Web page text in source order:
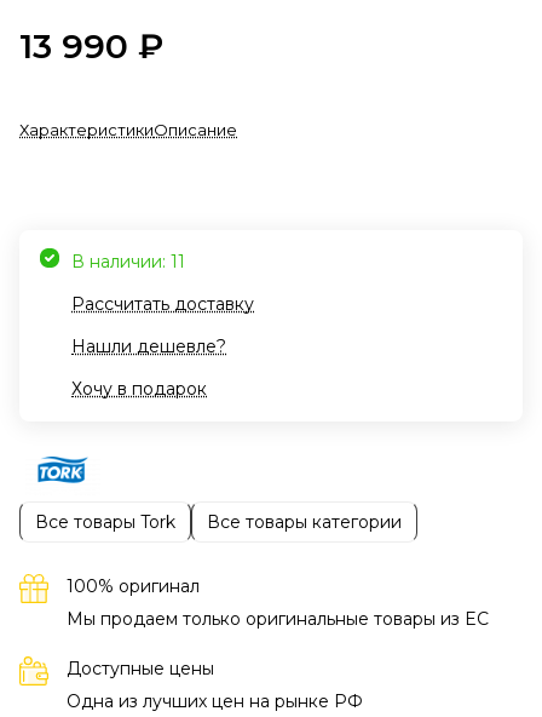
13 990 ₽
ХарактеристикиОписание
В наличии: 11
Рассчитать доставку
Нашли дешевле?
Хочу в подарок
Все товары Tork Все товары категории
100% оригинал
Мы продаем только оригинальные товары из EC
Доступные цены
Одна из лучших цен на рынке РФ